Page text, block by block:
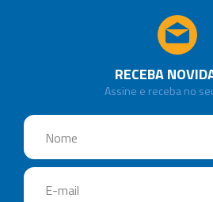
RECEBA
Assine e receba no